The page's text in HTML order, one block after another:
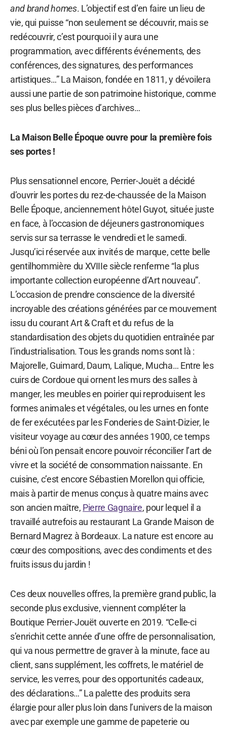
and brand homes. L’objectif est d’en faire un lieu de
vie, qui puisse “non seulement se découvrir, mais se
redécouvrir, c’est pourquoi il y aura une
programmation, avec différents événements, des
conférences, des signatures, des performances
artistiques…” La Maison, fondée en 1811, y dévoilera
aussi une partie de son patrimoine historique, comme
ses plus belles pièces d’archives…
La Maison Belle Époque ouvre pour la première fois
ses portes !
Plus sensationnel encore, Perrier-Jouët a décidé
d’ouvrir les portes du rez-de-chaussée de la Maison
Belle Époque, anciennement hôtel Guyot, située juste
en face, à l’occasion de déjeuners gastronomiques
servis sur sa terrasse le vendredi et le samedi.
Jusqu’ici réservée aux invités de marque, cette belle
gentilhommière du XVIIIe siècle renferme “la plus
importante collection européenne d’Art nouveau”.
L’occasion de prendre conscience de la diversité
incroyable des créations générées par ce mouvement
issu du courant Art & Craft et du refus de la
standardisation des objets du quotidien entraînée par
l’industrialisation. Tous les grands noms sont là :
Majorelle, Guimard, Daum, Lalique, Mucha… Entre les
cuirs de Cordoue qui ornent les murs des salles à
manger, les meubles en poirier qui reproduisent les
formes animales et végétales, ou les urnes en fonte
de fer exécutées par les Fonderies de Saint-Dizier, le
visiteur voyage au cœur des années 1900, ce temps
béni où l’on pensait encore pouvoir réconcilier l’art de
vivre et la société de consommation naissante. En
cuisine, c’est encore Sébastien Morellon qui officie,
mais à partir de menus conçus à quatre mains avec
son ancien maître, Pierre Gagnaire, pour lequel il a
travaillé autrefois au restaurant La Grande Maison de
Bernard Magrez à Bordeaux. La nature est encore au
cœur des compositions, avec des condiments et des
fruits issus du jardin !
Ces deux nouvelles offres, la première grand public, la
seconde plus exclusive, viennent compléter la
Boutique Perrier-Jouët ouverte en 2019. “Celle-ci
s’enrichit cette année d’une offre de personnalisation,
qui va nous permettre de graver à la minute, face au
client, sans supplément, les coffrets, le matériel de
service, les verres, pour des opportunités cadeaux,
des déclarations…” La palette des produits sera
élargie pour aller plus loin dans l’univers de la maison
avec par exemple une gamme de papeterie ou